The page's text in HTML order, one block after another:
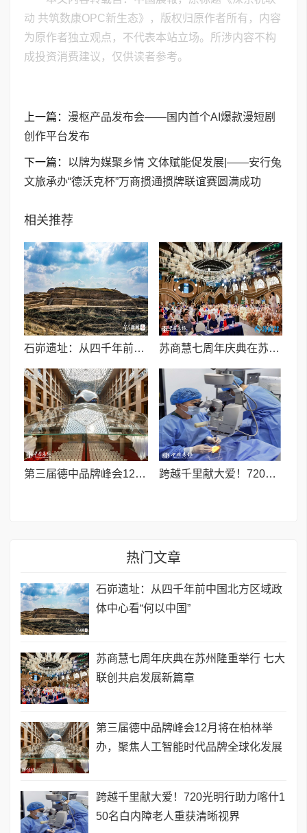
动 共筑数康OPC新生态》，版权归原作者所有，内容
为原作者独立观点，不代表本站立场。所涉内容不构
成投资消费建议，仅供读者参考。
上一篇： 漫枢产品发布会——国内首个AI爆款漫短剧
创作平台发布
下一篇： 以牌为媒聚乡情 文体赋能促发展|——安行兔
文旅承办“德沃克杯”万商掼通掼牌联谊赛圆满成功
相关推荐
石峁遗址：从四千年前中国北方区域政体中心看“何以中国” 苏商慧七周年庆典在苏州隆重举行 七大联创共启发展新篇章
第三届德中品牌峰会12月将在柏林举办，聚焦人工智能时代品牌全球化发展 跨越千里献大爱！720光明行助力喀什150名白内障老人重获清晰视界
热门文章
石峁遗址：从四千年前中国北方区域政
体中心看“何以中国”
苏商慧七周年庆典在苏州隆重举行 七大
联创共启发展新篇章
第三届德中品牌峰会12月将在柏林举
办，聚焦人工智能时代品牌全球化发展
跨越千里献大爱！720光明行助力喀什1
50名白内障老人重获清晰视界